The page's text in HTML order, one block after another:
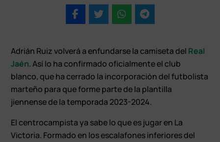
Adrián Ruiz volverá a enfundarse la camiseta del Real
Jaén. Así lo ha confirmado oficialmente el club
blanco, que ha cerrado la incorporación del futbolista
marteño para que forme parte de la plantilla
jiennense de la temporada 2023-2024.
El centrocampista ya sabe lo que es jugar en La
Victoria. Formado en los escalafones inferiores del